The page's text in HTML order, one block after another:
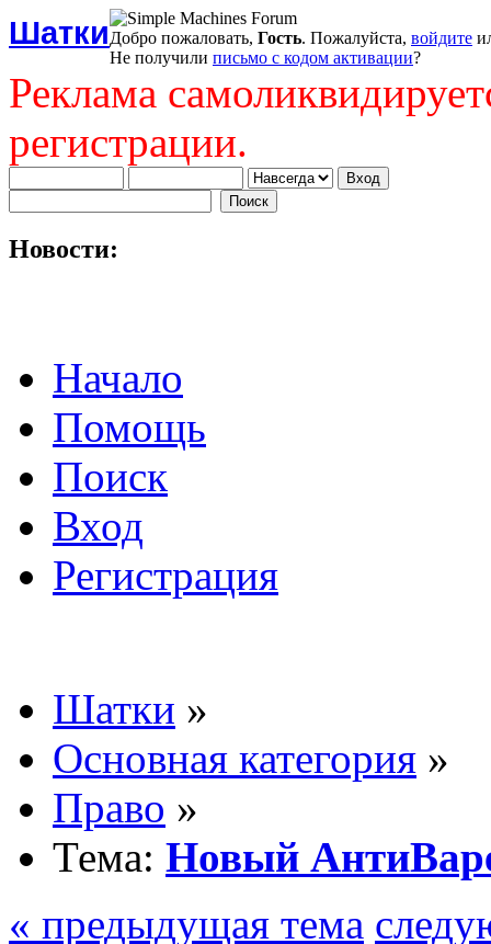
ШаткиДобро пожаловать, Гость. Пожалуйста, войдите
Не получили письмо с кодом активации?
Реклама
регистрации.
Новости:
Начало
Помощь
Поиск
Вход
Регистрация
Шатки »
Основная категория »
Право »
Тема: Новый
« предыдущая тема